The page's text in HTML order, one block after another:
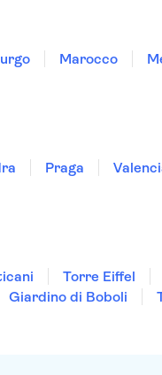
Marocco
Praga
Torre Eiffel
Giardino di Boboli